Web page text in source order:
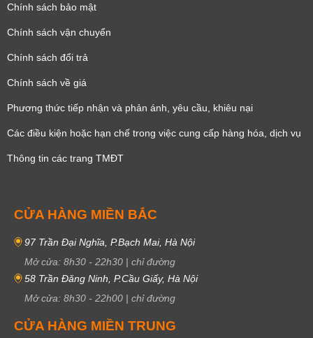
Chính sách bảo mật
Chính sách vận chuyển
Chính sách đổi trả
Chính sách về giá
Phương thức tiếp nhận và phản ánh, yêu cầu, khiêu nại
Các điều kiện hoặc hạn chế trong việc cung cấp hàng hóa, dịch vụ
Thông tin các trang TMĐT
CỬA HÀNG MIỀN BẮC
97 Trần Đại Nghĩa, P.Bạch Mai, Hà Nội
Mở cửa: 8h30 - 22h30 | chỉ đường
58 Trần Đăng Ninh, P.Cầu Giấy, Hà Nội
Mở cửa: 8h30 - 22h00 | chỉ đường
CỬA HÀNG MIỀN TRUNG